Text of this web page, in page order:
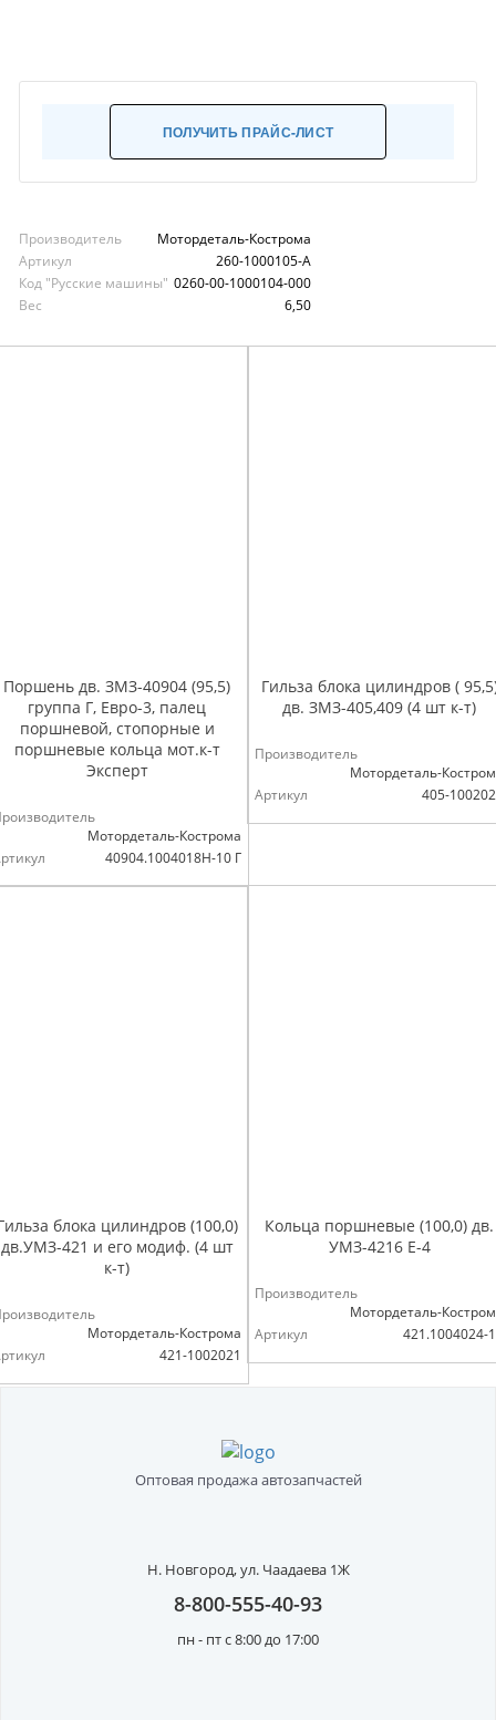
ПОЛУЧИТЬ ПРАЙС-ЛИСТ
Производитель
Мотордеталь-Кострома
Артикул
260-1000105-А
Код "Русские машины" 0260-00-1000104-000
Вес
6,50
Поршень дв. ЗМЗ-40904 (95,5)
группа Г, Евро-3, палец
поршневой, стопорные и
поршневые кольца мот.к-т
Эксперт
Мотордеталь-Кострома
40904.1004018Н-10 Г
Гильза блока цилиндров (
дв. ЗМЗ-405,409 (4 шт к-т)
Производитель
Мотордеталь-
Артикул
405-
блока цилиндров (100,0)
дв.УМЗ-421 и его модиф. (4 шт
к-т)
Мотордеталь-Кострома
421-1002021
Кольца поршневые (100,0) дв.
УМЗ-4216 Е-4
Производитель
Мотордеталь-
Артикул
421.1004024-
Оптовая продажа автозапчастей
Н. Новгород,ул. Чаадаева 1Ж
8-800-555-40-93
пн - пт с 8:00 до 17:00